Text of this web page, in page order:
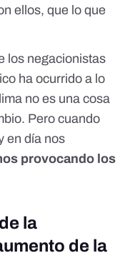
ellos, que lo que
los negacionistas
ha ocurrido a lo
no es una cosa
Pero cuando
en día nos
provocando los
la
de la